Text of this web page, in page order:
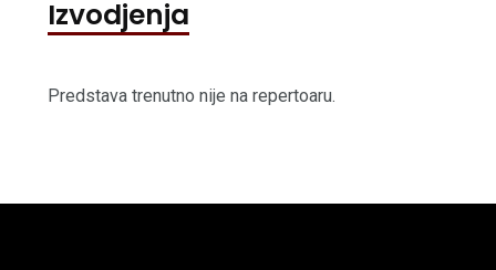
Izvodjenja
Predstava trenutno nije na repertoaru.